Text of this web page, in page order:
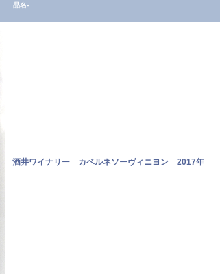
品名-
酒井ワイナリー カベルネソーヴィニヨン 2017年